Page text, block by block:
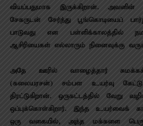
வியப்பதுமாக இருக்கிறான்.
சேகருடன் சேர்ந்து பூங்கொடியைப்
பாடுவது என பள்ளிக்காலத்தில்
ஆசிரியைகள் எல்லாரும் நினைவுக்கு
அதே ஊரில் வாழைத்தார்
(கலையரசன்) சம்பள உயர்வு
திரட்டுகிறான். ஒருகட்டத்தில் வேறு
ஒப்புக்கொள்கிறார். இந்த உயர்வைக்
ஒரு வகையில், அந்த மக்களை